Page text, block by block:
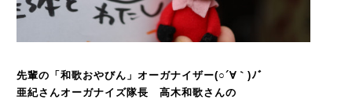
先輩の「和歌おやびん」オーガナイザー(○´∀｀)ﾉﾞ
亜紀さんオーガナイズ隊長 高木和歌さんの